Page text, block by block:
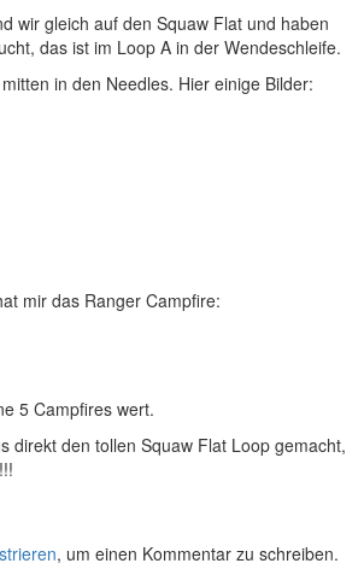
wir gleich auf den Squaw Flat und haben
das ist im Loop A in der Wendeschleife.
in den Needles. Hier einige Bilder:
mir das Ranger Campfire:
5 Campfires wert.
direkt den tollen Squaw Flat Loop gemacht,
, um einen Kommentar zu schreiben.